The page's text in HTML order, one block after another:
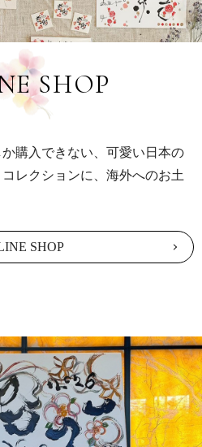
SHOP
購入できない、可愛い日本の
レクションに、海外へのお土
SHOP